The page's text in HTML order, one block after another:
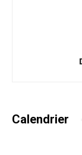
Calendrier